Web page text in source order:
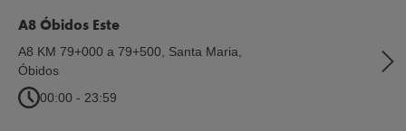
A8 Óbidos Este
A8 KM 79+000 a 79+500, Santa Maria
Óbidos
00:00 - 23:59